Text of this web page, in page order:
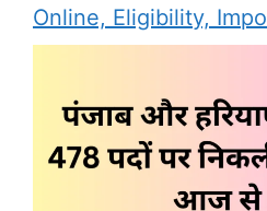
Online, Eligibility,